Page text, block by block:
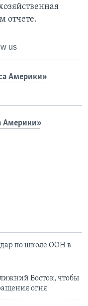
отчете.
us
Америки»
Америки»
по школе ООН в
Восток, чтобы
огня